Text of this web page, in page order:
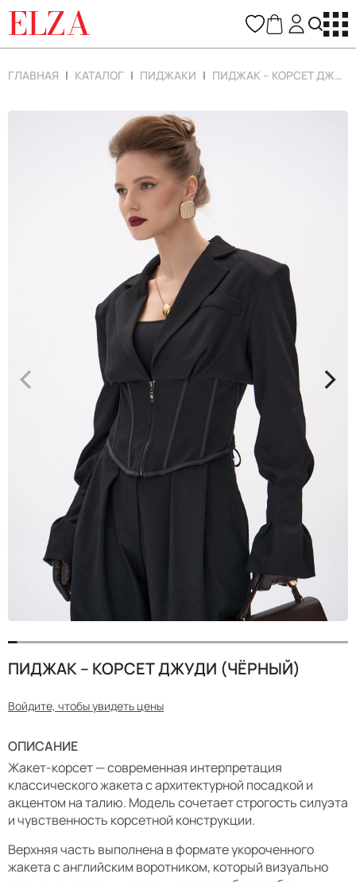
ELZA
ГЛАВНАЯ КАТАЛОГ ПИДЖАКИ ПИДЖАК – КОРСЕТ ДЖУДИ (ЧЁРНЫЙ)
< >
ПИДЖАК – КОРСЕТ ДЖУДИ (ЧЁРНЫЙ)
Войдите, чтобы увидеть цены
ОПИСАНИЕ
Жакет-корсет — современная интерпретация
классического жакета с архитектурной посадкой и
акцентом на талию. Модель сочетает строгость силуэта
и чувственность корсетной конструкции.
Верхняя часть выполнена в формате укороченного
жакета с английским воротником, который визуально